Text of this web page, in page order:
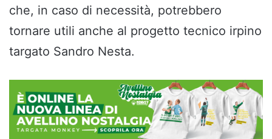
che, in caso di necessità, potrebbero
tornare utili anche al progetto tecnico irpino
targato Sandro Nesta.